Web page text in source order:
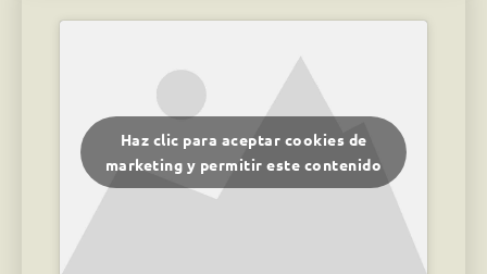
Haz clic para aceptar cookies de
marketing y permitir este contenido